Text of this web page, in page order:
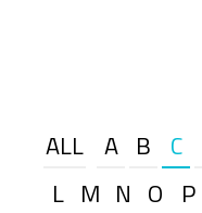
ALL A B C
L M N O P